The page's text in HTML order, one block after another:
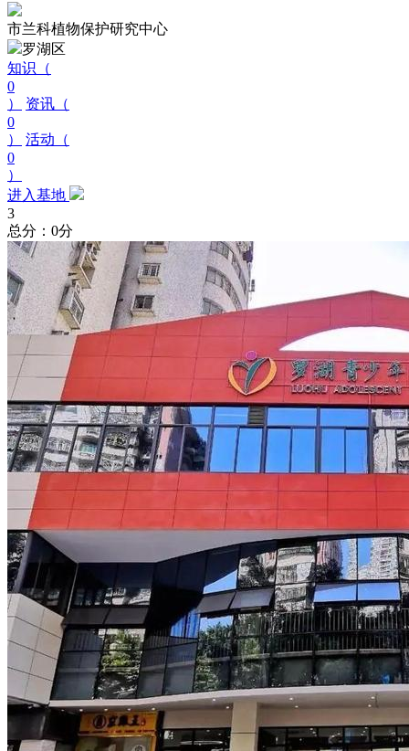
市兰科植物保护研究中心
罗湖区
知识（
0
）
资讯（
0
）
活动（
0
）
进入基地
3
总分：0分